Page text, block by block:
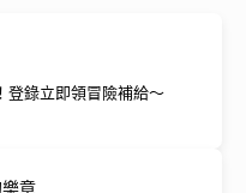
登錄立即領冒險補給～
樂章